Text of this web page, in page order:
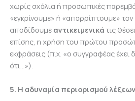
χωρίς σχόλια ή προσωπικές
«εγκρίνουμε» ή «απορρίπτουμε»
αποδίδουμε αντικειμενικά τις
επίσης, η χρήση του πρώτου
εκφράσεις (π.χ. «ο συγγραφέας έχει
ότι…»).
5. Η αδυναμία περιορισμού λέξεων